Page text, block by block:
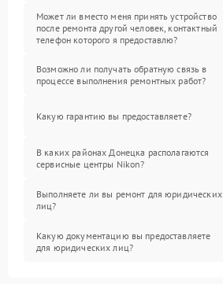
Может ли вместо меня принять устройство
после ремонта другой человек, контактный
телефон которого я предоставлю?
Возможно ли получать обратную связь в
процессе выполнения ремонтных работ?
Какую гарантию вы предоставляете?
В каких районах Донецка располагаются
сервисные центры Nikon?
Выполняете ли вы ремонт для юридических
лиц?
Какую документацию вы предоставляете
для юридических лиц?